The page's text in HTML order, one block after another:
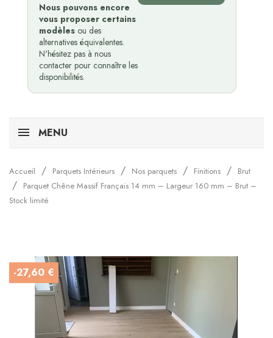
Nous pouvons encore
vous proposer certains
modèles ou des
alternatives équivalentes.
N'hésitez pas à nous
contacter pour connaître les
disponibilités.
MENU
Accueil Parquets Intérieurs Nos parquets Finitions
Brut
Parquet Chêne Massif Français 14 mm – Largeur 160 mm – Brut –
Stock limité
-27,60 €